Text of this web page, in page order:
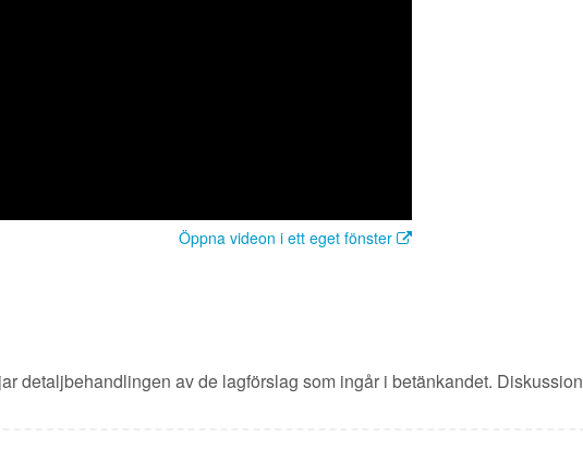
Öppna videon i ett eget fönster
detaljbehandlingen av de lagförslag som ingår i betänkandet.